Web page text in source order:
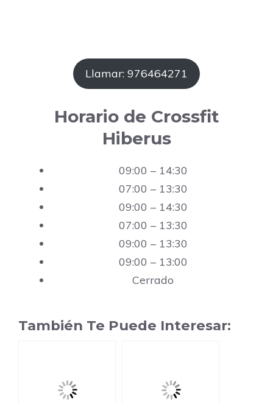
Llamar: 976464271
Horario de Crossfit
Hiberus
09:00 – 14:30
07:00 – 13:30
09:00 – 14:30
07:00 – 13:30
09:00 – 13:30
09:00 – 13:00
Cerrado
También Te Puede Interesar: